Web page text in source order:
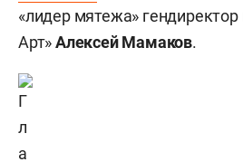
«лидер мятежа»
Арт»Алексей Мамаков.